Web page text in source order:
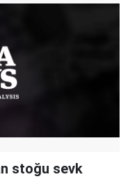
stoğu sevk